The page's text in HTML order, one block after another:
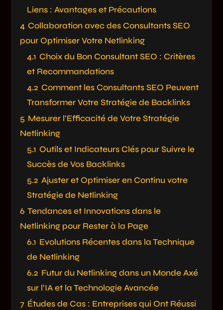
Liens : Avantages et Précautions
4 Collaboration avec des Consultants SEO
pour Optimiser Votre Netlinking
4.1 Choix du Bon Consultant SEO : Critères
et Recommandations
4.2 Comment les Consultants SEO Peuvent
Transformer Votre Stratégie de Backlinks
5 Mesurer l’Efficacité de Votre Stratégie
Netlinking
5.1 Outils et Indicateurs Clés pour Suivre le
Succès de Vos Backlinks
5.2 Ajuster et Optimiser en Continu votre
Stratégie de Netlinking
6 Tendances et Innovations dans le
Netlinking pour Rester à la Page
6.1 Evolutions Récentes dans la Technique
de Netlinking
6.2 Futur du Netlinking dans un Monde Axé
sur l’IA et la Technologie Avancée
7 Études de Cas : Entreprises qui Ont Réussi